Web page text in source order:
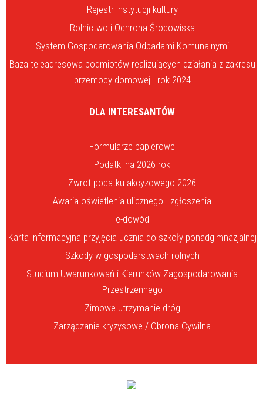
Rejestr instytucji kultury
Rolnictwo i Ochrona Środowiska
System Gospodarowania Odpadami Komunalnymi
Baza teleadresowa podmiotów realizujących działania z zakresu
przemocy domowej - rok 2024
DLA INTERESANTÓW
Formularze papierowe
Podatki na 2026 rok
Zwrot podatku akcyzowego 2026
Awaria oświetlenia ulicznego - zgłoszenia
e-dowód
Karta informacyjna przyjęcia ucznia do szkoły ponadgimnazjalnej
Szkody w gospodarstwach rolnych
Studium Uwarunkowań i Kierunków Zagospodarowania
Przestrzennego
Zimowe utrzymanie dróg
Zarządzanie kryzysowe / Obrona Cywilna